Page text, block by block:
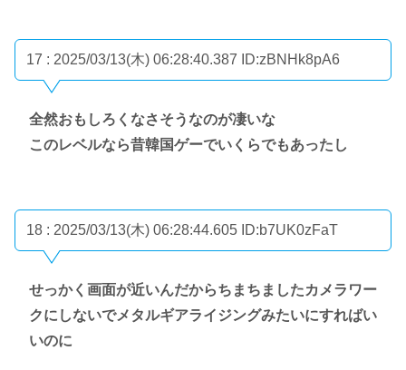
17 : 2025/03/13(木) 06:28:40.387 ID:zBNHk8pA6
全然おもしろくなさそうなのが凄いな
このレベルなら昔韓国ゲーでいくらでもあったし
18 : 2025/03/13(木) 06:28:44.605 ID:b7UK0zFaT
せっかく画面が近いんだからちまちましたカメラワー
クにしないでメタルギアライジングみたいにすればい
いのに